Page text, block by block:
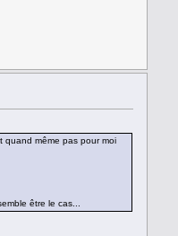
quand même pas pour moi
être le cas...